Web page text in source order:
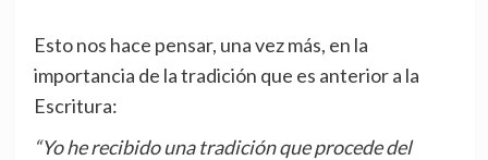
Esto nos hace pensar, una vez más, en la
importancia de la tradición que es anterior a la
Escritura:
“Yo he recibido una tradición que procede del